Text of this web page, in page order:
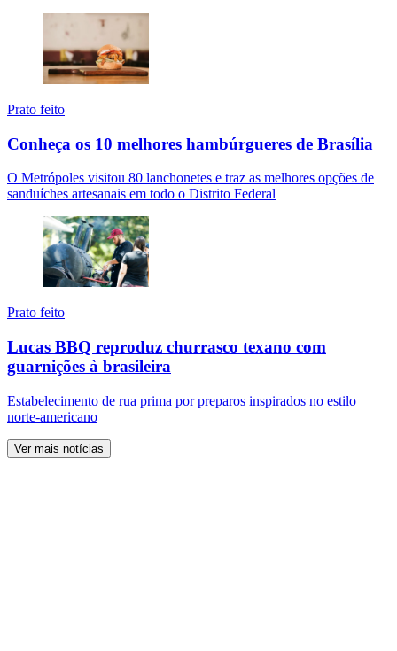
Prato feito
Conheça os 10 melhores hambúrgueres de Brasília
O Metrópoles visitou 80 lanchonetes e traz as melhores opções de
sanduíches artesanais em todo o Distrito Federal
Prato feito
Lucas BBQ reproduz churrasco texano com
guarnições à brasileira
Estabelecimento de rua prima por preparos inspirados no estilo
norte-americano
Ver mais notícias